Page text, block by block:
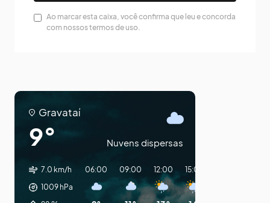
Ao marcar esta caixa, você confirma que leu e concorda
com nossos termos de uso.
Gravataí
9° Nuvens dispersas
7.0 km/h
1009 hPa
06:00 09:00 12:00 15:00